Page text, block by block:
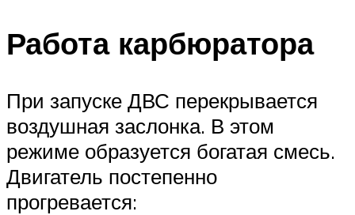
Работа карбюратора
При запуске ДВС перекрывается
воздушная заслонка. В этом
режиме образуется богатая смесь.
Двигатель постепенно
прогревается: